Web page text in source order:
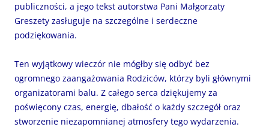
publiczności, a jego tekst autorstwa Pani Małgorzaty
Greszety zasługuje na szczególne i serdeczne
podziękowania.
Ten wyjątkowy wieczór nie mógłby się odbyć bez
ogromnego zaangażowania Rodziców, którzy byli głównymi
organizatorami balu. Z całego serca dziękujemy za
poświęcony czas, energię, dbałość o każdy szczegół oraz
stworzenie niezapomnianej atmosfery tego wydarzenia.